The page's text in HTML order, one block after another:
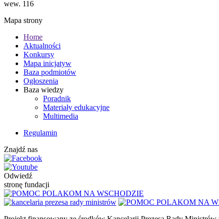
wew. 116
Mapa strony
Home
Aktualności
Konkursy
Mapa inicjatyw
Baza podmiotów
Ogłoszenia
Baza wiedzy
Poradnik
Materiały edukacyjne
Multimedia
Regulamin
Znajdź nas
Odwiedź
stronę fundacji